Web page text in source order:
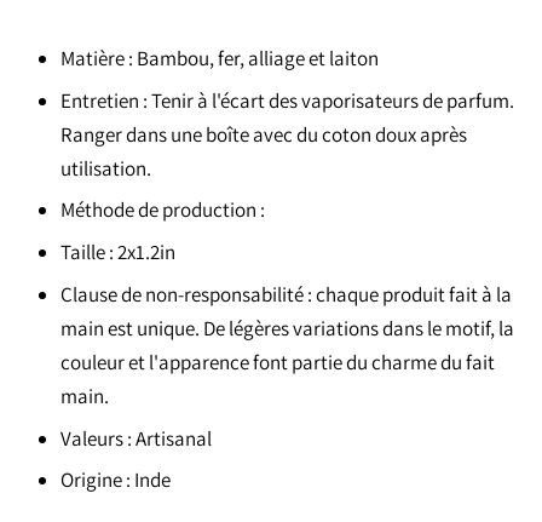
Matière : Bambou, fer, alliage et laiton
Entretien : Tenir à l'écart des vaporisateurs de parfum.
Ranger dans une boîte avec du coton doux après
utilisation.
Méthode de production :
Taille : 2x1.2in
Clause de non-responsabilité : chaque produit fait à la
main est unique. De légères variations dans le motif, la
couleur et l'apparence font partie du charme du fait
main.
Valeurs : Artisanal
Origine : Inde